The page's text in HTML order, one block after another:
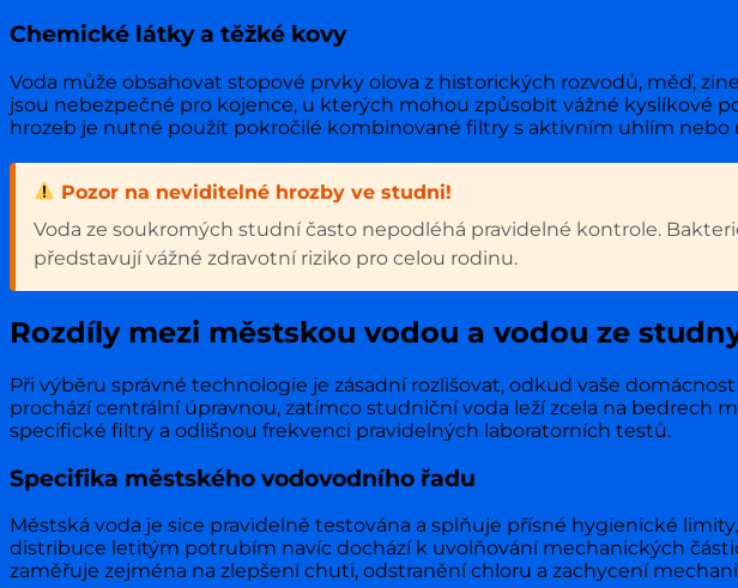
Chemické látky a těžké kovy
Voda může obsahovat stopové prvky olova z historických rozvodů, měď,
jsou nebezpečné pro kojence, u kterých mohou způsobit vážné kyslíkové
hrozeb je nutné použít pokročilé kombinované filtry s aktivním uhlím
Pozor na neviditelné hrozby ve studni!
Voda ze soukromých studní často nepodléhá pravidelné kontrole.
představují vážné zdravotní riziko pro celou rodinu.
Rozdíly mezi městskou vodou a vodou ze
Při výběru správné technologie je zásadní rozlišovat, odkud vaše
prochází centrální úpravnou, zatímco studniční voda leží zcela na bedrech
specifické filtry a odlišnou frekvenci pravidelných laboratorních testů.
Specifika městského vodovodního řadu
Městská voda je sice pravidelně testována a splňuje přísné hygienické
distribuce letitým potrubím navíc dochází k uvolňování mechanických
zaměřuje zejména na zlepšení chuti, odstranění chloru a zachycení